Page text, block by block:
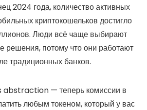
2024 года, количество активных
криптокошельков достигло
Люди всё чаще выбирают
решения, потому что они работают
традиционных банков.
abstraction — теперь комиссии в
любым токеном, который у вас